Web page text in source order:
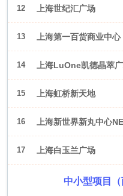
12 上海世纪汇广场
13 上海第一百货商业中心
14 上海LuOne凯德晶萃
15 上海虹桥新天地
16 上海新世界新丸中心
ONE
17 上海白玉兰广场
中小型项目（